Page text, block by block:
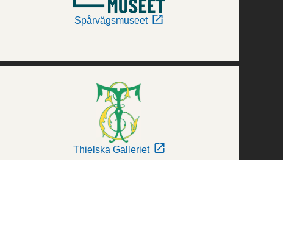
Spårvägsmuseet
Thielska Galleriet